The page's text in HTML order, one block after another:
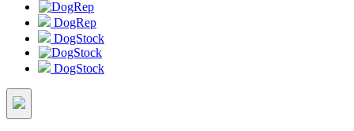
DogRep
DogStock
DogStock